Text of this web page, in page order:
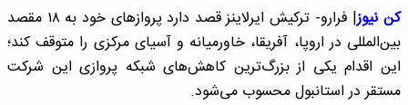
کن نیوز
| فرارو- ترکیش ایرلاینز قصد دارد پروازهای خود به ۱۸ مقصد
بین‌المللی در اروپا، آفریقا، خاورمیانه و آسیای مرکزی را متوقف کند؛
این اقدام یکی از بزرگ‌ترین کاهش‌های شبکه پروازی این شرکت
مستقر در استانبول محسوب می‌شود.